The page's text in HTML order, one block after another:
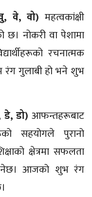
वे, वो) महत्वकांक्षी
छ। नोकरी वा पेशामा
रचनात्मक
गुलाबी हो भने शुभ
डो) आफन्तहरूबाट
सहयोगले पुरानो
क्षेत्रमा सफलता
आजको शुभ रंग